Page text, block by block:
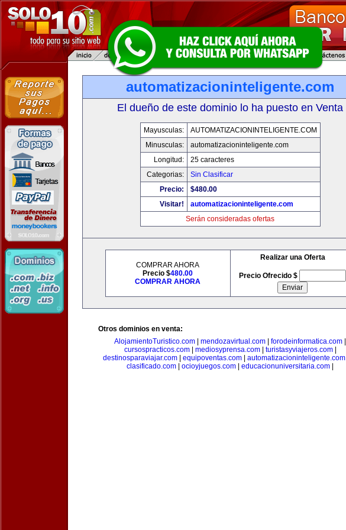
automatizacioninteligente.com
El dueño de este dominio lo ha puesto en Venta
Mayusculas:
AUTOMATIZACIONINTELIGENTE.COM
Minusculas:
automatizacioninteligente.com
Longitud:
25 caracteres
Categorias:
Sin Clasificar
Precio:
$480.00
Visitar!
automatizacioninteligente.com
Serán consideradas ofertas
COMPRAR AHORA
Precio $480.00
COMPRAR AHORA
Realizar una Oferta
Precio Ofrecido $
Otros dominios en venta:
AlojamientoTuristico.com
mendozavirtual.com forodeinformatica.com
cursospracticos.com| mediosyprensa.com| turistasyviajeros.com|
destinosparaviajar.com
equipoventas.com automatizacioninteligente.com
clasificado.com
ocioyjuegos.com educacionuniversitaria.com